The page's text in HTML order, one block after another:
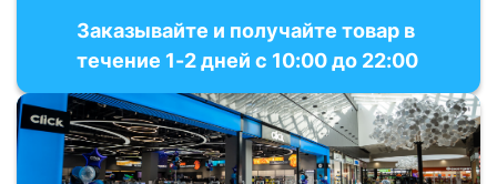
Заказывайте и получайте товар в
течение 1-2 дней с 10:00 до 22:00